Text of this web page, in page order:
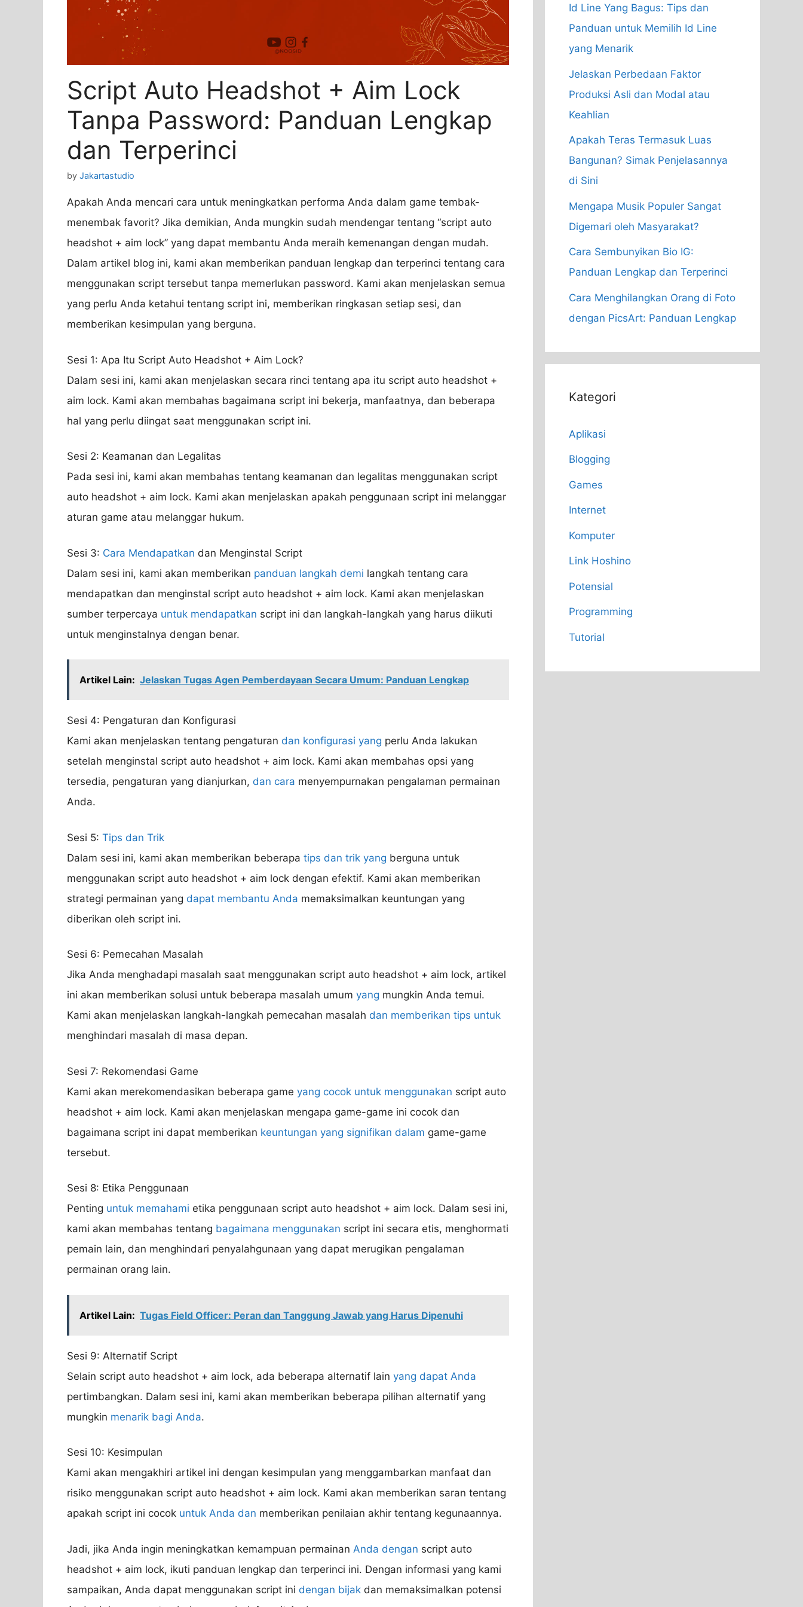
Script Auto Headshot + Aim Lock
Tanpa Password: Panduan Lengkap
dan Terperinci
by Jakartastudio
Apakah Anda mencari cara untuk meningkatkan performa Anda dalam game tembak-
menembak favorit? Jika demikian, Anda mungkin sudah mendengar tentang “script auto
headshot + aim lock” yang dapat membantu Anda meraih kemenangan dengan mudah.
Dalam artikel blog ini, kami akan memberikan panduan lengkap dan terperinci tentang cara
menggunakan script tersebut tanpa memerlukan password. Kami akan menjelaskan semua
yang perlu Anda ketahui tentang script ini, memberikan ringkasan setiap sesi, dan
memberikan kesimpulan yang berguna.
Sesi 1: Apa Itu Script Auto Headshot + Aim Lock?
Dalam sesi ini, kami akan menjelaskan secara rinci tentang apa itu script auto headshot +
aim lock. Kami akan membahas bagaimana script ini bekerja, manfaatnya, dan beberapa
hal yang perlu diingat saat menggunakan script ini.
Sesi 2: Keamanan dan Legalitas
Pada sesi ini, kami akan membahas tentang keamanan dan legalitas menggunakan script
auto headshot + aim lock. Kami akan menjelaskan apakah penggunaan script ini melanggar
aturan game atau melanggar hukum.
Sesi 3: Cara Mendapatkan dan Menginstal Script
Dalam sesi ini, kami akan memberikan panduan langkah demi langkah tentang cara
mendapatkan dan menginstal script auto headshot + aim lock. Kami akan menjelaskan
sumber terpercaya untuk mendapatkan script ini dan langkah-langkah yang harus diikuti
untuk menginstalnya dengan benar.
Artikel Lain: Jelaskan Tugas Agen Pemberdayaan Secara Umum: Panduan Lengkap
Sesi 4: Pengaturan dan Konfigurasi
Kami akan menjelaskan tentang pengaturan dan konfigurasi yang perlu Anda lakukan
setelah menginstal script auto headshot + aim lock. Kami akan membahas opsi yang
tersedia, pengaturan yang dianjurkan, dan cara menyempurnakan pengalaman permainan
Anda.
Sesi 5: Tips dan Trik
Dalam sesi ini, kami akan memberikan beberapa tips dan trik yang berguna untuk
menggunakan script auto headshot + aim lock dengan efektif. Kami akan memberikan
strategi permainan yang dapat membantu Anda memaksimalkan keuntungan yang
diberikan oleh script ini.
Sesi 6: Pemecahan Masalah
Jika Anda menghadapi masalah saat menggunakan script auto headshot + aim lock, artikel
ini akan memberikan solusi untuk beberapa masalah umum yang mungkin Anda temui.
Kami akan menjelaskan langkah-langkah pemecahan masalah dan memberikan tips untuk
menghindari masalah di masa depan.
Sesi 7: Rekomendasi Game
Kami akan merekomendasikan beberapa game yang cocok untuk menggunakan script auto
headshot + aim lock. Kami akan menjelaskan mengapa game-game ini cocok dan
bagaimana script ini dapat memberikan keuntungan yang signifikan dalam game-game
tersebut.
Sesi 8: Etika Penggunaan
Penting untuk memahami etika penggunaan script auto headshot + aim lock. Dalam sesi ini,
kami akan membahas tentang bagaimana menggunakan script ini secara etis, menghormati
pemain lain, dan menghindari penyalahgunaan yang dapat merugikan pengalaman
permainan orang lain.
Artikel Lain: Tugas Field Officer: Peran dan Tanggung Jawab yang Harus Dipenuhi
Sesi 9: Alternatif Script
Selain script auto headshot + aim lock, ada beberapa alternatif lain yang dapat Anda
pertimbangkan. Dalam sesi ini, kami akan memberikan beberapa pilihan alternatif yang
mungkin menarik bagi Anda.
Sesi 10: Kesimpulan
Kami akan mengakhiri artikel ini dengan kesimpulan yang menggambarkan manfaat dan
risiko menggunakan script auto headshot + aim lock. Kami akan memberikan saran tentang
apakah script ini cocok untuk Anda dan memberikan penilaian akhir tentang kegunaannya.
Jadi, jika Anda ingin meningkatkan kemampuan permainan Anda dengan script auto
headshot + aim lock, ikuti panduan lengkap dan terperinci ini. Dengan informasi yang kami
sampaikan, Anda dapat menggunakan script ini dengan bijak dan memaksimalkan potensi
Id Line Yang Bagus: Tips dan
Panduan untuk Memilih Id Line
yang Menarik
Jelaskan Perbedaan Faktor
Produksi Asli dan Modal atau
Keahlian
Apakah Teras Termasuk Luas
Bangunan? Simak Penjelasannya
di Sini
Mengapa Musik Populer Sangat
Digemari oleh Masyarakat?
Cara Sembunyikan Bio IG:
Panduan Lengkap dan Terperinci
Cara Menghilangkan Orang di Foto
dengan PicsArt: Panduan Lengkap
Kategori
Aplikasi
Blogging
Games
Internet
Komputer
Link Hoshino
Potensial
Programming
Tutorial